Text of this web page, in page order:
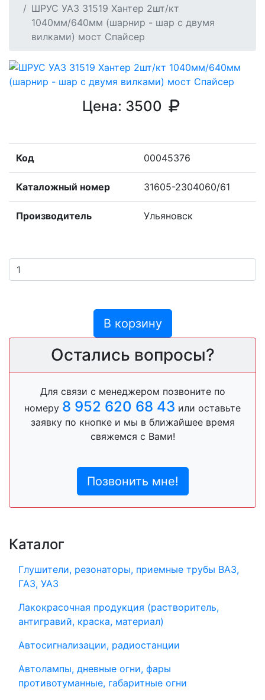
ШРУС УАЗ 31519 Хантер 2шт/кт
1040мм/640мм (шарнир - шар с двумя
вилками) мост Спайсер
Цена: 3500
Код 00045376
Каталожный номер 31605-2304060/61
Производитель Ульяновск
В корзину
Остались вопросы?
Для связи с менеджером позвоните по
номеру 8 952 620 68 43 или оставьте
заявку по кнопке и мы в ближайшее время
свяжемся с Вами!
Позвонить мне!
Каталог
Глушители, резонаторы, приемные трубы ВАЗ,
ГАЗ, УАЗ
Лакокрасочная продукция (растворитель,
антигравий, краска, материал)
Автосигнализации, радиостанции
Автолампы, дневные огни, фары
противотуманные, габаритные огни